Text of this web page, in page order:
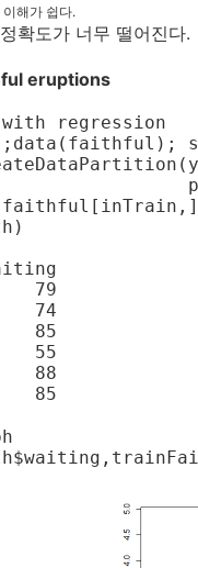
해가 쉽다.
확도가 너무 떨어진다.
eruptions
regression
79
74
85
55
88
85